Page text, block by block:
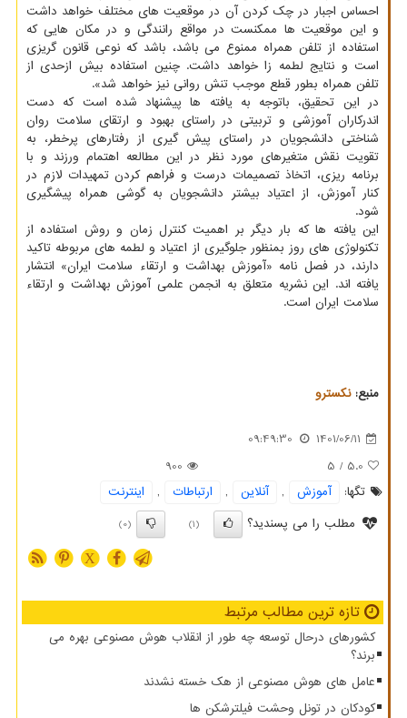
احساس اجبار در چک کردن آن در موقعیت های مختلف خواهد داشت
و این موقعیت ها ممکنست در مواقع رانندگی و در مکان هایی که
استفاده از تلفن همراه ممنوع می باشد، باشد که نوعی قانون گریزی
است و نتایج لطمه زا خواهد داشت. چنین استفاده بیش ازحدی از
تلفن همراه بطور قطع موجب تنش روانی نیز خواهد شد».
در این تحقیق، باتوجه به یافته ها پیشنهاد شده است که دست
اندرکاران آموزشی و تربیتی در راستای بهبود و ارتقای سلامت روان
شناختی دانشجویان در راستای پیش گیری از رفتارهای پرخطر، به
تقویت نقش متغیرهای مورد نظر در این مطالعه اهتمام ورزند و با
برنامه ریزی، اتخاذ تصمیمات درست و فراهم کردن تمهیدات لازم در
کنار آموزش، از اعتیاد بیشتر دانشجویان به گوشی همراه پیشگیری
شود.
این یافته ها که بار دیگر بر اهمیت کنترل زمان و روش استفاده از
تکنولوژی های روز بمنظور جلوگیری از اعتیاد و لطمه های مربوطه تاکید
دارند، در فصل نامه «آموزش بهداشت و ارتقاء سلامت ایران» انتشار
یافته اند. این نشریه متعلق به انجمن علمی آموزش بهداشت و ارتقاء
سلامت ایران است.
منبع:نكسترو
1401/06/11
09:49:30
5.0
/ 5
900
تگها:
آموزش , آنلاین , ارتباطات ,
اینترنت
مطلب را می پسندید؟
(1)
(0)
X
تازه ترین مطالب مرتبط
کشورهای درحال توسعه چه طور از انقلاب هوش مصنوعی بهره می
برند؟
عامل های هوش مصنوعی از هک خسته نشدند
کودکان در تونل وحشت فیلترشکن ها